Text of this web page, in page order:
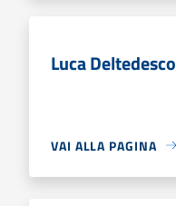
Luca Deltedesco
VAI ALLA PAGINA